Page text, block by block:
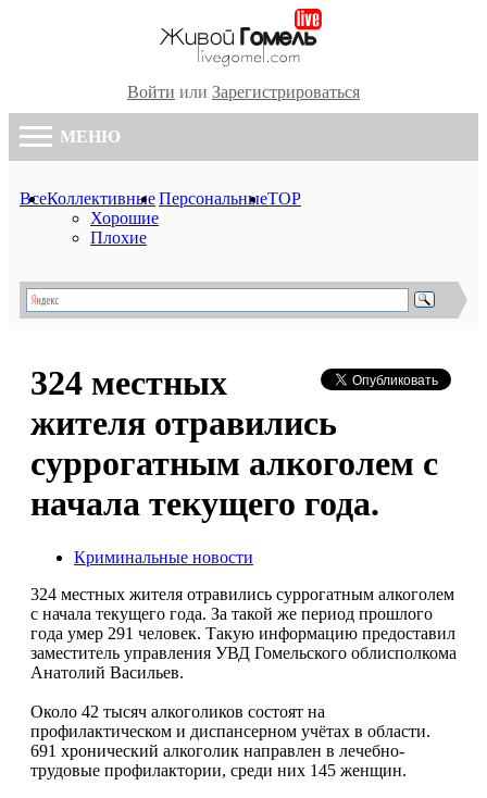
Войти или Зарегистрироваться
МЕНЮ
ВсеКоллективные
Хорошие
Плохие
ПерсональныеTOP
324 местных
жителя отравились
суррогатным алкоголем с
начала текущего года.
Криминальные новости
324 местных жителя отравились суррогатным алкоголем
с начала текущего года. За такой же период прошлого
года умер 291 человек. Такую информацию предоставил
заместитель управления УВД Гомельского облисполкома
Анатолий Васильев.
Около 42 тысяч алкоголиков состоят на
профилактическом и диспансерном учётах в области.
691 хронический алкоголик направлен в лечебно-
трудовые профилактории, среди них 145 женщин.